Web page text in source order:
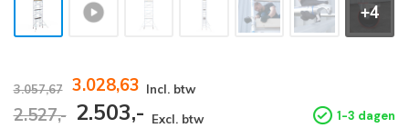
+4
3.057,67 3.028,63 Incl. btw
2.527,- 2.503,- Excl. btw 1-3 dagen